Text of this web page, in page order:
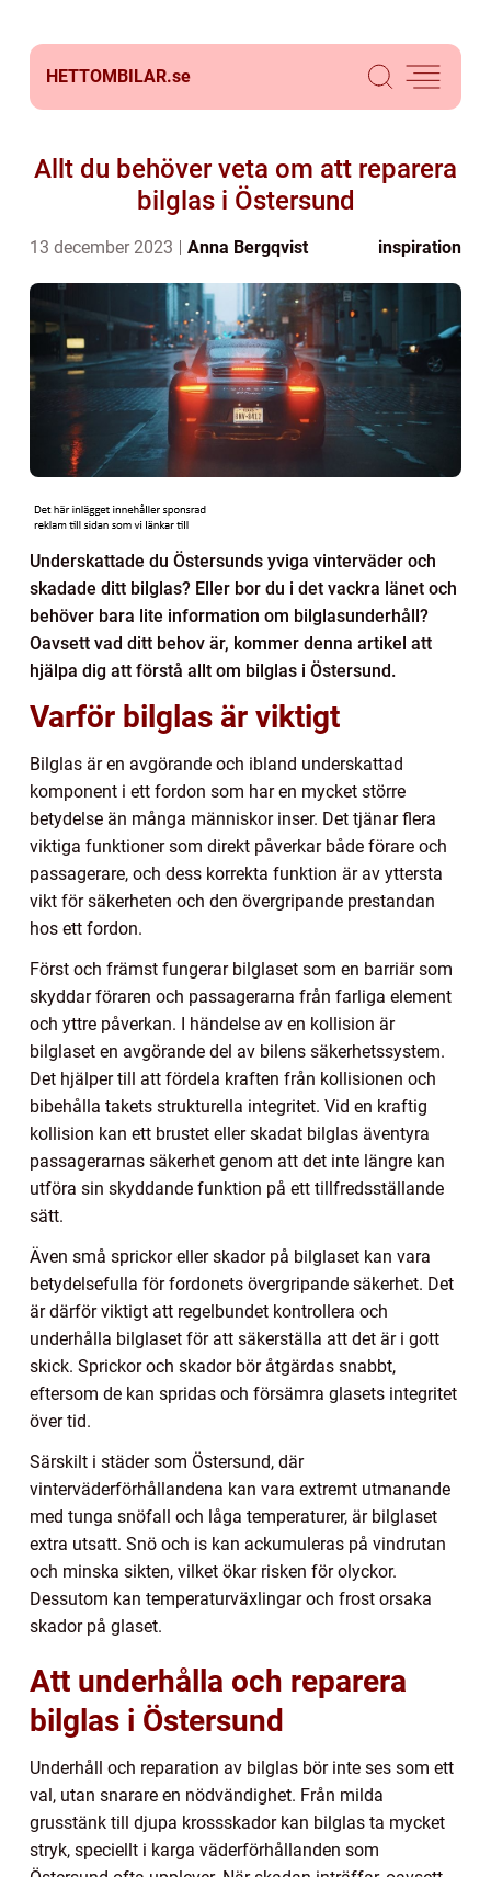
HETTOMBILAR.se
Allt du behöver veta om att reparera
bilglas i Östersund
13 december 2023 Anna Bergqvist inspiration
Underskattade du Östersunds yviga vinterväder och
skadade ditt bilglas? Eller bor du i det vackra länet och
behöver bara lite information om bilglasunderhåll?
Oavsett vad ditt behov är, kommer denna artikel att
hjälpa dig att förstå allt om bilglas i Östersund.
Varför bilglas är viktigt
Bilglas är en avgörande och ibland underskattad
komponent i ett fordon som har en mycket större
betydelse än många människor inser. Det tjänar flera
viktiga funktioner som direkt påverkar både förare och
passagerare, och dess korrekta funktion är av yttersta
vikt för säkerheten och den övergripande prestandan
hos ett fordon.
Först och främst fungerar bilglaset som en barriär som
skyddar föraren och passagerarna från farliga element
och yttre påverkan. I händelse av en kollision är
bilglaset en avgörande del av bilens säkerhetssystem.
Det hjälper till att fördela kraften från kollisionen och
bibehålla takets strukturella integritet. Vid en kraftig
kollision kan ett brustet eller skadat bilglas äventyra
passagerarnas säkerhet genom att det inte längre kan
utföra sin skyddande funktion på ett tillfredsställande
sätt.
Även små sprickor eller skador på bilglaset kan vara
betydelsefulla för fordonets övergripande säkerhet. Det
är därför viktigt att regelbundet kontrollera och
underhålla bilglaset för att säkerställa att det är i gott
skick. Sprickor och skador bör åtgärdas snabbt,
eftersom de kan spridas och försämra glasets integritet
över tid.
Särskilt i städer som Östersund, där
vinterväderförhållandena kan vara extremt utmanande
med tunga snöfall och låga temperaturer, är bilglaset
extra utsatt. Snö och is kan ackumuleras på vindrutan
och minska sikten, vilket ökar risken för olyckor.
Dessutom kan temperaturväxlingar och frost orsaka
skador på glaset.
Att underhålla och reparera
bilglas i Östersund
Underhåll och reparation av bilglas bör inte ses som ett
val, utan snarare en nödvändighet. Från milda
grusstänk till djupa krossskador kan bilglas ta mycket
stryk, speciellt i karga väderförhållanden som